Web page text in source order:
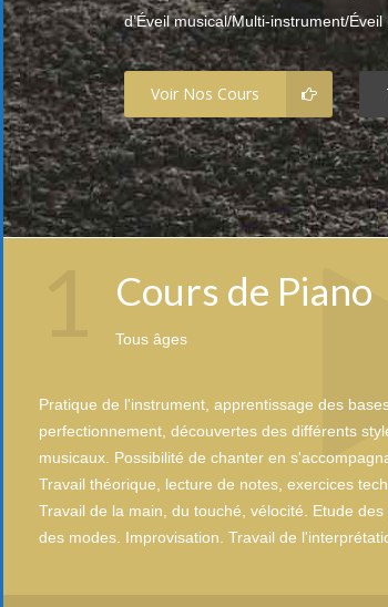
d’Éveil musical/Multi-instrument/
Voir Nos Cours
Cours de Piano
Tous âges
Pratique de l'instrument, apprentissage des
perfectionnement, découvertes des différents
musicaux. Possibilité de chanter en
Travail théorique, lecture de notes, exercices
Travail de la main, du touché, vélocité. Etude des
des modes. Improvisation. Travail de